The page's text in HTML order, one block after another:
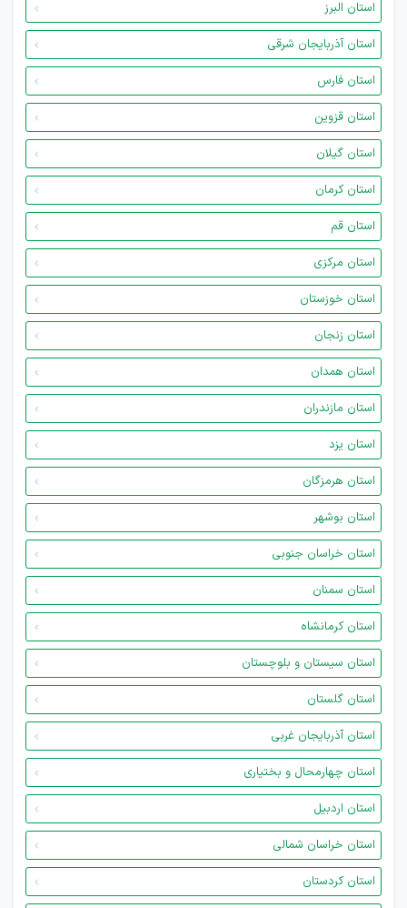
استان البرز
استان آذربایجان شرقی
استان فارس
استان قزوین
استان گیلان
استان کرمان
استان قم
استان مرکزی
استان خوزستان
استان زنجان
استان همدان
استان مازندران
استان یزد
استان هرمزگان
استان بوشهر
استان خراسان جنوبی
استان سمنان
استان کرمانشاه
استان سیستان و بلوچستان
استان گلستان
استان آذربایجان غربی
استان چهارمحال و بختیاری
استان اردبیل
استان خراسان شمالی
استان کردستان